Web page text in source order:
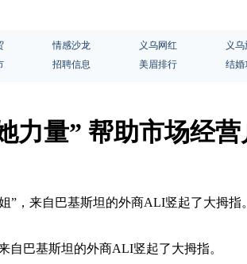
情感沙龙 义乌网红 义
招聘信息 美眉排行 结婚
力量” 帮助市场经
”，来自巴基斯坦的外商ALI竖起了大
自巴基斯坦的外商ALI竖起了大拇指。